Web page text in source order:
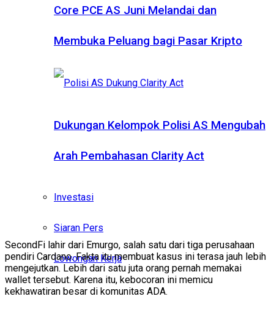
Core PCE AS Juni Melandai dan
Membuka Peluang bagi Pasar Kripto
Dukungan Kelompok Polisi AS Mengubah
Arah Pembahasan Clarity Act
Investasi
Siaran Pers
Lowongan Kerja
SecondFi lahir dari Emurgo, salah satu dari tiga perusahaan
pendiri Cardano. Fakta itu membuat kasus ini terasa jauh lebih
mengejutkan. Lebih dari satu juta orang pernah memakai
wallet tersebut. Karena itu, kebocoran ini memicu
kekhawatiran besar di komunitas ADA.